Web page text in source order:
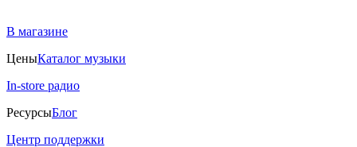
В магазине
ЦеныКаталог музыки
In-store радио
РесурсыБлог
Центр поддержки